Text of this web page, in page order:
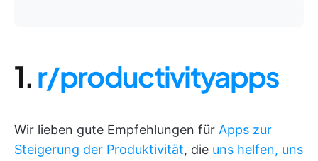
1.r/productivityapps
Wir lieben gute Empfehlungen für Apps zur
Steigerung der Produktivität, die uns helfen, uns